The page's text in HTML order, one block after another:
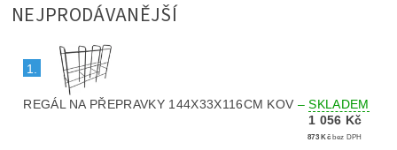
NEJPRODÁVANĚJŠÍ
1.
REGÁL NA PŘEPRAVKY 144X33X116CM KOV –SKLADEM
1 056 Kč
873 Kč bez DPH